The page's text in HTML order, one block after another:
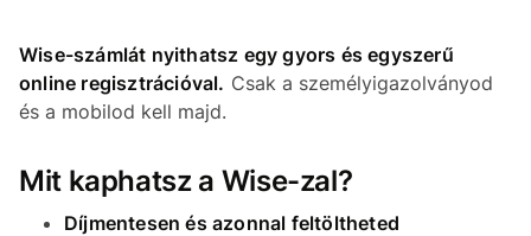
Wise-számlát nyithatsz egy gyors és egyszerű
online regisztrációval. Csak a személyigazolványod
és a mobilod kell majd.
Mit kaphatsz a Wise-zal?
Díjmentesen és azonnal feltöltheted